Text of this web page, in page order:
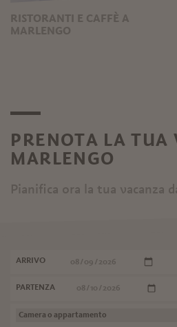
RISTORANTI E CAFFÈ A
MARLENGO
PRENOTA LA TUA
MARLENGO
Pianifica ora la tua vacanza
ARRIVO
PARTENZA